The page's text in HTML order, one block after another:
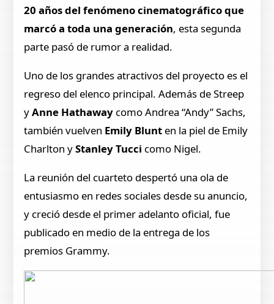
20 años del fenómeno cinematográfico que
marcó a toda una generación, esta segunda
parte pasó de rumor a realidad.
Uno de los grandes atractivos del proyecto es el
regreso del elenco principal. Además de Streep
yAnne Hathaway como Andrea “Andy” Sachs,
también vuelven Emily Blunt en la piel de Emily
Charlton yStanley Tucci como Nigel.
La reunión del cuarteto despertó una ola de
entusiasmo en redes sociales desde su anuncio,
y creció desde el primer adelanto oficial, fue
publicado en medio de la entrega de los
premios Grammy.